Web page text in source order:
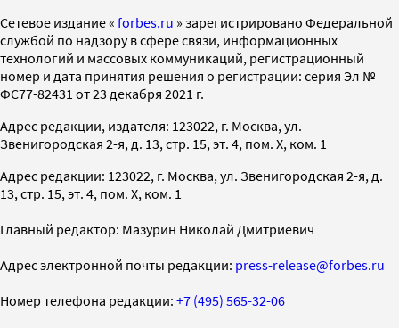
Cетевое издание « forbes.ru » зарегистрировано Федеральной
службой по надзору в сфере связи, информационных
технологий и массовых коммуникаций, регистрационный
номер и дата принятия решения о регистрации: серия Эл №
ФС77-82431 от 23 декабря 2021 г.
Адрес редакции, издателя: 123022, г. Москва, ул.
Звенигородская 2-я, д. 13, стр. 15, эт. 4, пом. X, ком. 1
Адрес редакции: 123022, г. Москва, ул. Звенигородская 2-я, д.
13, стр. 15, эт. 4, пом. X, ком. 1
Главный редактор: Мазурин Николай Дмитриевич
Адрес электронной почты редакции: press-release@forbes.ru
Номер телефона редакции: +7 (495) 565-32-06